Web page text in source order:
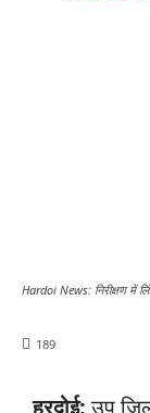
Hardoi News: निरीक्षण में
189
हरदोई:उप